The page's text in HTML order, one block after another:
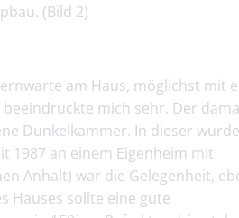
(Bild 2)
am Haus, möglichst mit
mich sehr. Der
Dunkelkammer. In dieser
1987 an einem Eigenheim mit
Anhalt) war die Gelegenheit,
Hauses sollte eine gute